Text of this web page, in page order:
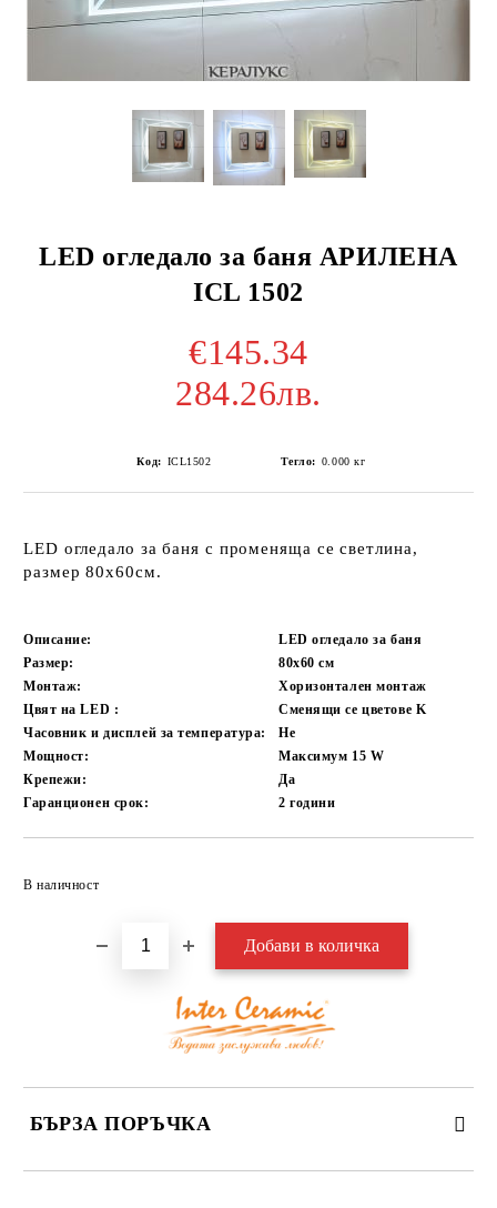
LED огледало за баня АРИЛЕНА
ICL 1502
€145.34
284.26лв.
Код: ICL1502 Тегло: 0.000 кг
LED огледало за баня с променяща се светлина,
размер 80х60см.
Описание:
LED огледало за баня
Размер:
80х60см
Монтаж:
Хоризонтален монтаж
Цвят на LED :
Сменящи се цветове K
Часовник и дисплей за температура:
Не
Мощност:
Максимум 15 W
Крепежи:
Да
Гаранционен срок:
2 години
В наличност
БЪРЗА ПОРЪЧКА